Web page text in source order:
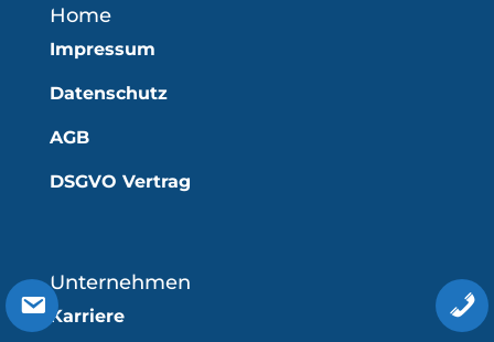
Home
Impressum
Datenschutz
AGB
DSGVO Vertrag
Unternehmen
Karriere